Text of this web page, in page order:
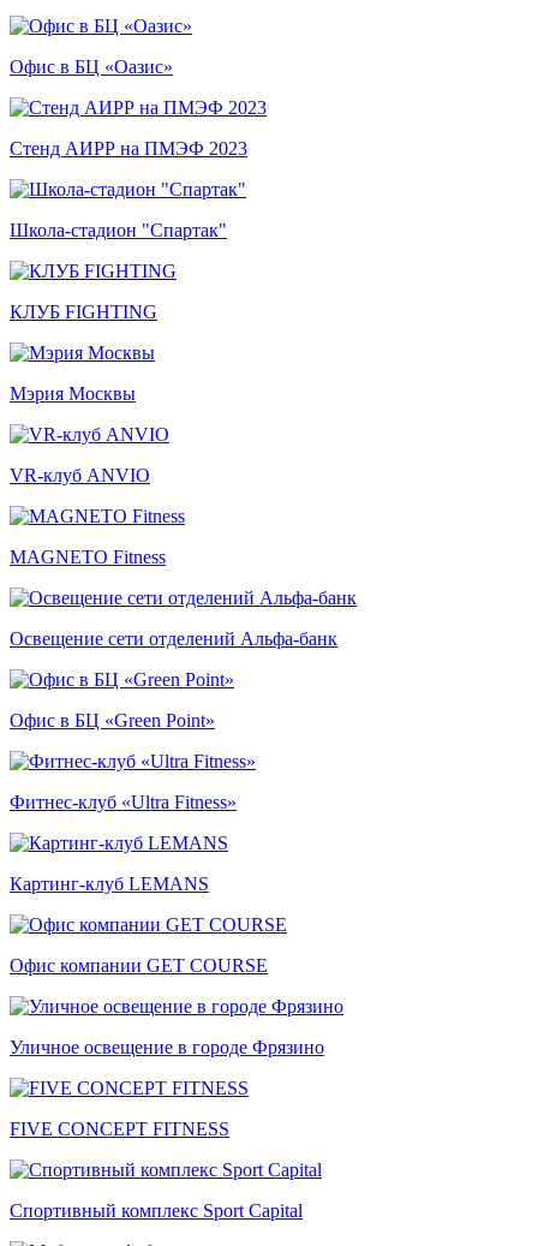
Офис в БЦ «Оазис»
Стенд АИРР на ПМЭФ 2023
Школа-стадион "Спартак"
КЛУБ FIGHTING
Мэрия Москвы
VR-клуб ANVIO
MAGNETO Fitness
Освещение сети отделений Альфа-банк
Офис в БЦ «Green Point»
Фитнес-клуб «Ultra Fitness»
Картинг-клуб LEMANS
Офис компании GET COURSE
Уличное освещение в городе Фрязино
FIVE CONCEPT FITNESS
Спортивный комплекс Sport Capital